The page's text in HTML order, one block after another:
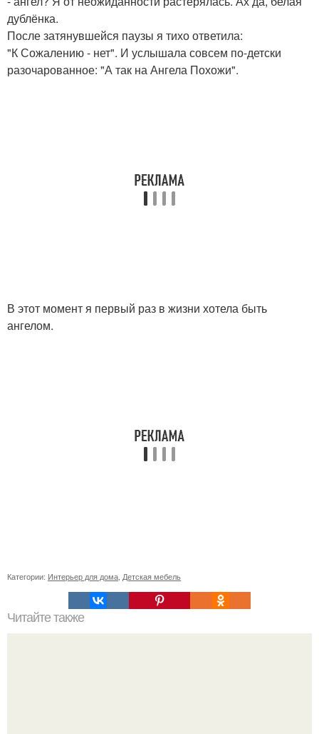
дублёнка.
После затянувшейся паузы я тихо ответила:
"К Сожалению - нет". И услышала совсем по-детски
разочарованное: "А так на Ангела Похожи".
В этот момент я первый раз в жизни хотела быть
ангелом.
Категории: Интерьер для дома, Детская мебель
Читайте также